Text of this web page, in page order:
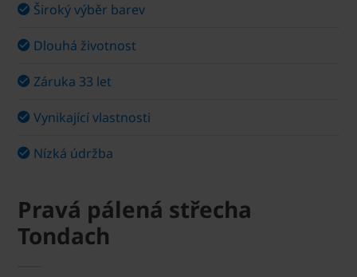
Široký výběr barev
Dlouhá životnost
Záruka 33 let
Vynikající vlastnosti
Nízká údržba
Pravá pálená střecha
Tondach